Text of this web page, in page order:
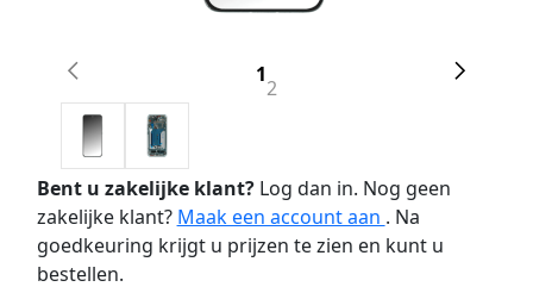
1
2
Bent u zakelijke klant?Log dan in. Nog geen
zakelijke klant? Maak een account aan . Na
goedkeuring krijgt u prijzen te zien en kunt u
bestellen.